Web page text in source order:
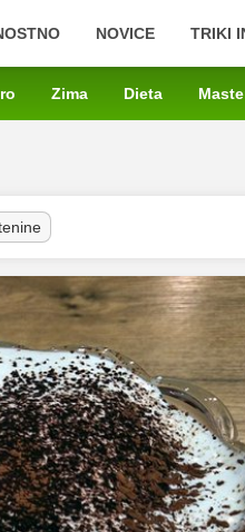
NOVICE TRIKI
Zima Dieta